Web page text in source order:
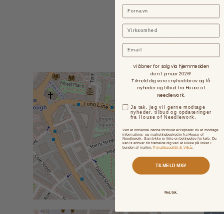
Email
Vi åbner for salg via hjemmesiden
den 1. januar 2026!
Tilmeld dig vores nyhedsbrev og få
nyheder og tilbud fra House of
Needlework.
Ja tak, jeg vil gerne modtage
nyheder, tilbud og opdateringer
fra House of Needlework.
Ved at indsende denne formular accepterer du at modtage
informations- og marketingbeskeder fra House of
Needlework. Samtykke er ikke en betingelse for køb. Du
kan til enhver tid framelde dig ved at klikke på linket i
bunden af mailen.Privatlivspolitik & Vilkår.
TILMELD MIG!
Nej, tak.